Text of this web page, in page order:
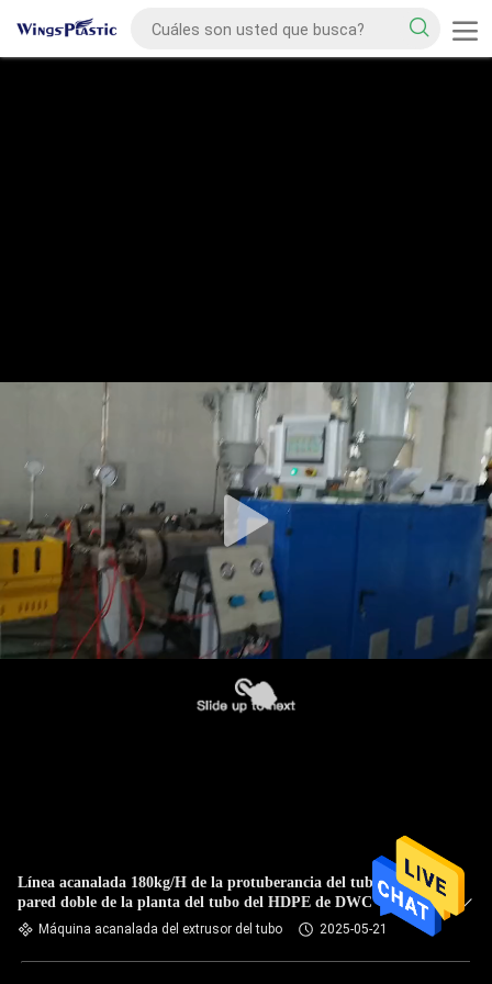
Línea acanalada 180kg/H de la protuberancia del tubo de la
pared doble de la planta del tubo del HDPE de DWC
Máquina acanalada del extrusor del tubo 2025-05-21